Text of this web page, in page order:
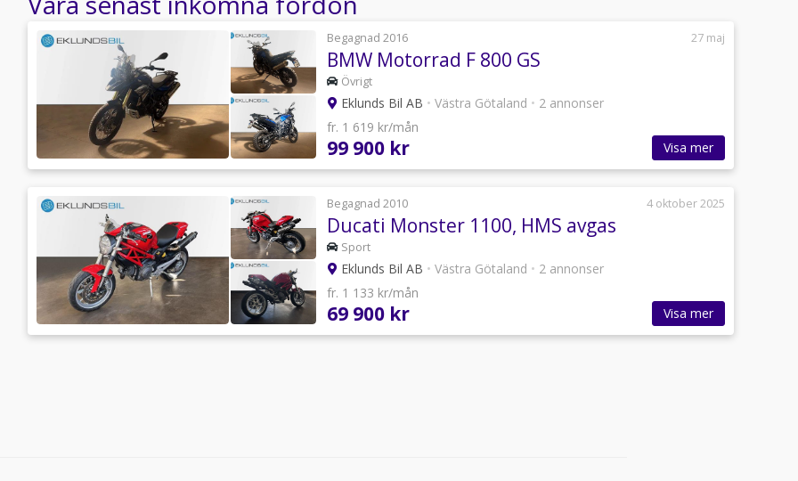
Begagnad 2016 27 maj
BMW Motorrad F 800 GS
Övrigt
Eklunds Bil AB • Västra Götaland • 2 annonser
fr. 1 619 kr/mån
99 900 kr Visa mer
Begagnad 2010 4 oktober 2025
Ducati Monster 1100, HMS avgas
Sport
Eklunds Bil AB • Västra Götaland • 2 annonser
fr. 1 133 kr/mån
69 900 kr Visa mer